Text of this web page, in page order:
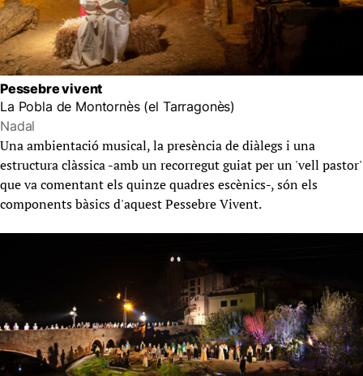
Pessebre vivent
La Pobla de Montornès (el Tarragonès)
Nadal
Una ambientació musical, la presència de diàlegs i una
estructura clàssica -amb un recorregut guiat per un 'vell pastor'
que va comentant els quinze quadres escènics-, són els
components bàsics d'aquest Pessebre Vivent.